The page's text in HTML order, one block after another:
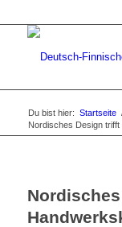
Du bist hier: Startseite
Nordisches Design